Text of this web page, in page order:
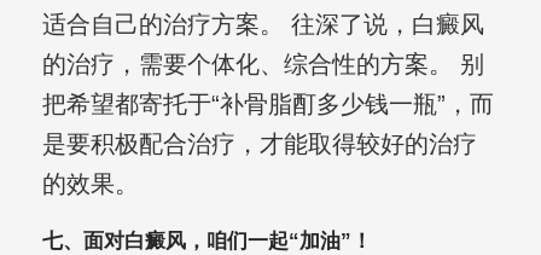
适合自己的治疗方案。 往深了说，白癜风
的治疗，需要个体化、综合性的方案。 别
把希望都寄托于“补骨脂酊多少钱一瓶”，而
是要积极配合治疗，才能取得较好的治疗
的效果。
七、面对白癜风，咱们一起“加油”！